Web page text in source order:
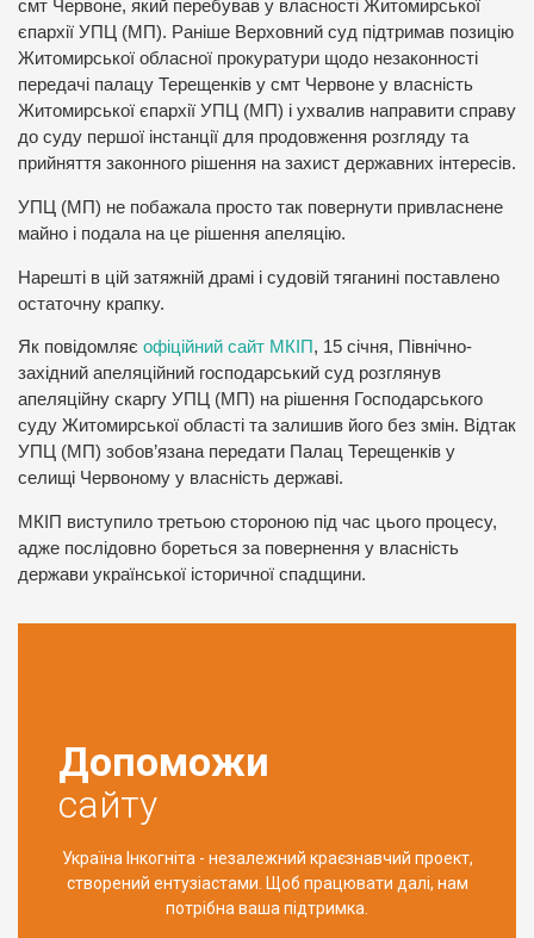
смт Червоне, який перебував у власності Житомирської
єпархії УПЦ (МП). Раніше Верховний суд підтримав позицію
Житомирської обласної прокуратури щодо незаконності
передачі палацу Терещенків у смт Червоне у власність
Житомирської єпархії УПЦ (МП) і ухвалив направити справу
до суду першої інстанції для продовження розгляду та
прийняття законного рішення на захист державних інтересів.
УПЦ (МП) не побажала просто так повернути привласнене
майно і подала на це рішення апеляцію.
Нарешті в цій затяжній драмі і судовій тяганині поставлено
остаточну крапку.
Як повідомляє офіційний сайт МКІП, 15 січня, Північно-
західний апеляційний господарський суд розглянув
апеляційну скаргу УПЦ (МП) на рішення Господарського
суду Житомирської області та залишив його без змін. Відтак
УПЦ (МП) зобов’язана передати Палац Терещенків у
селищі Червоному у власність державі.
МКІП виступило третьою стороною під час цього процесу,
адже послідовно бореться за повернення у власність
держави української історичної спадщини.
Допоможи
сайту
Україна Інкогніта - незалежний краєзнавчий проект,
створений ентузіастами. Щоб працювати далі, нам
потрібна ваша підтримка.